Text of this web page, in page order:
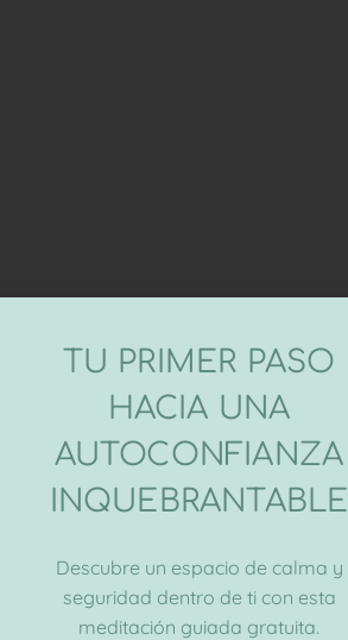
TU PRIMER PASO
HACIA UNA
AUTOCONFIANZA
INQUEBRANTABLE
Descubre un espacio de calma y
seguridad dentro de ti con esta
meditación guiada gratuita.